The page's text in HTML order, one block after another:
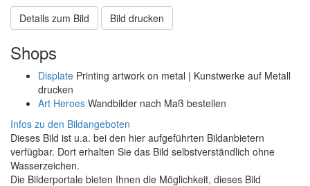
Details zum Bild
Bild drucken
Shops
Displate Printing artwork on metal | Kunstwerke auf Metall
drucken
Art Heroes Wandbilder nach Maß bestellen
Infos zu den Bildangeboten
Dieses Bild ist u.a. bei den hier aufgeführten Bildanbietern
verfügbar. Dort erhalten Sie das Bild selbstverständlich ohne
Wasserzeichen.
Die Bilderportale bieten Ihnen die Möglichkeit, dieses Bild